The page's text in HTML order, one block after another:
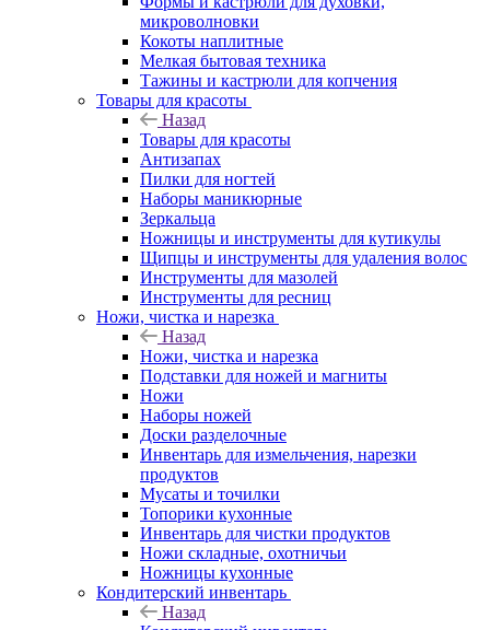
микроволновки
Кокоты наплитные
Мелкая бытовая техника
Тажины и кастрюли для копчения
Товары для красоты
Назад
Товары для красоты
Антизапах
Пилки для ногтей
Наборы маникюрные
Зеркальца
Ножницы и инструменты для кутикулы
Щипцы и инструменты для удаления волос
Инструменты для мазолей
Инструменты для ресниц
Ножи, чистка и нарезка
Назад
Ножи, чистка и нарезка
Подставки для ножей и магниты
Ножи
Наборы ножей
Доски разделочные
Инвентарь для измельчения, нарезки
продуктов
Мусаты и точилки
Топорики кухонные
Инвентарь для чистки продуктов
Ножи складные, охотничьи
Ножницы кухонные
Кондитерский инвентарь
Назад